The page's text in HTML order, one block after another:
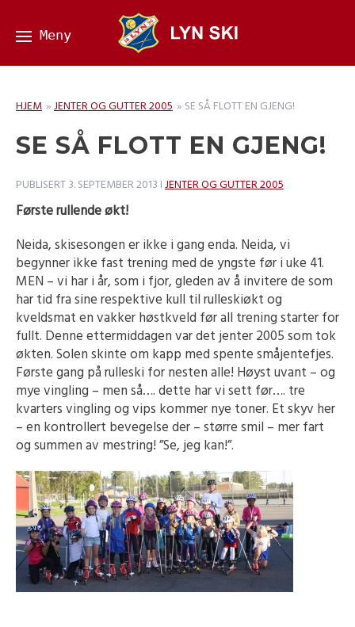
HJEM »JENTER OG GUTTER 2005 » SE SÅ FLOTT EN GJENG!
SE SÅ FLOTT EN GJENG!
PUBLISERT3. SEPTEMBER 2013 IJENTER OG GUTTER 2005
Første rullende økt!
Neida, skisesongen er ikke i gang enda. Neida, vi
begynner ikke fast trening med de yngste før i uke 41.
MEN – vi har i år, som i fjor, gleden av å invitere de som
har tid fra sine respektive kull til rulleskiøkt og
kveldsmat en vakker høstkveld før all trening starter for
fullt. Denne ettermiddagen var det jenter 2005 som tok
økten. Solen skinte om kapp med spente småjentefjes.
Første gang på rulleski for nesten alle! Høyst uvant – og
mye vingling – men så…. dette har vi sett før…. tre
kvarters vingling og vips kommer nye toner. Et skyv her
– en kontrollert bevegelse der – større smil – mer fart
og summen av mestring! ”Se, jeg kan!”.